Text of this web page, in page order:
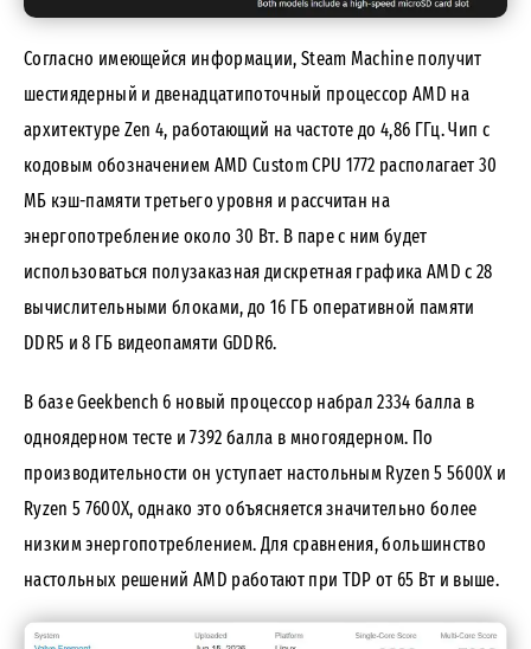
Согласно имеющейся информации, Steam Machine получит
шестиядерный и двенадцатипоточный процессор AMD на
архитектуре Zen 4, работающий на частоте до 4,86 ГГц. Чип с
кодовым обозначением AMD Custom CPU 1772 располагает 30
МБ кэш-памяти третьего уровня и рассчитан на
энергопотребление около 30 Вт. В паре с ним будет
использоваться полузаказная дискретная графика AMD с 28
вычислительными блоками, до 16 ГБ оперативной памяти
DDR5 и 8 ГБ видеопамяти GDDR6.
В базе Geekbench 6 новый процессор набрал 2334 балла в
одноядерном тесте и 7392 балла в многоядерном. По
производительности он уступает настольным Ryzen 5 5600X и
Ryzen 5 7600X, однако это объясняется значительно более
низким энергопотреблением. Для сравнения, большинство
настольных решений AMD работают при TDP от 65 Вт и выше.